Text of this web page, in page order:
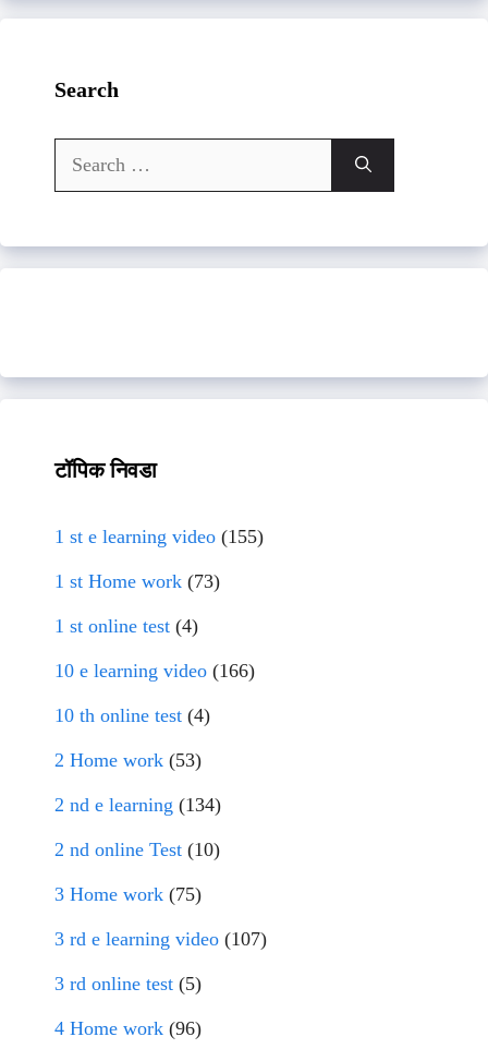
Search
Search
for:
टॉपिक निवडा
1 st e learning video (155)
1 st Home work (73)
1 st online test (4)
10 e learning video (166)
10 th online test (4)
2 Home work (53)
2 nd e learning (134)
2 nd online Test (10)
3 Home work (75)
3 rd e learning video (107)
3 rd online test (5)
4 Home work (96)